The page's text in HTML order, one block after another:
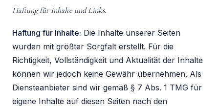
Haftung für Inhalte und Links.
Haftung für Inhalte: Die Inhalte unserer Seiten
wurden mit größter Sorgfalt erstellt. Für die
Richtigkeit, Vollständigkeit und Aktualität der Inhalte
können wir jedoch keine Gewähr übernehmen. Als
Diensteanbieter sind wir gemäß § 7 Abs. 1 TMG für
eigene Inhalte auf diesen Seiten nach den